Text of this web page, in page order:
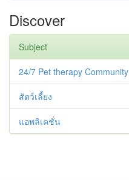
Discover
Subject
24/7 Pet therapy Community
สัตว์เลี้ยง
แอพลิเคชั่น